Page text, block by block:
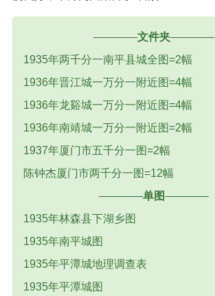
————文件夹————
1935年两千分一南平县城全图=2幅
1936年晋江城一万分一附近图=4幅
1936年龙谿城一万分一附近图=4幅
1936年南靖城一万分一附近图=2幅
1937年厦门市五千分一图=2幅
陈钟杰厦门市两千分一图=12幅
————单图————
1935年林森县下湖乡图
1935年南平城图
1935年平潭城地理调查表
1935年平潭城图